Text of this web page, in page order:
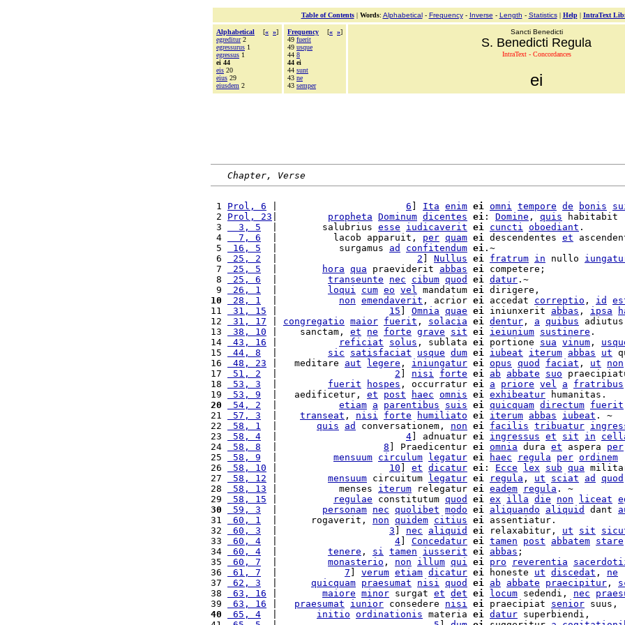
Table of Contents| Words: Alphabetical- Frequency- Inverse - Length - Statistics| Help| IntraText
Alphabetical [« »]
egreditur2
egressurus 1
egressus 1
ei 44
eis 20
eius 29
eiusdem 2
Frequency [« »]
49 fuerit
49 usque
44 8
44 ei
44 sunt
43 ne
43 semper
Sancti Benedicti
S. Benedicti Regula
IntraText - Concordances
ei
Chapter, Verse
1 Prol, 6 6 Ita enim ei omni tempore de bonis
2 Prol, 23 propheta Dominum dicentes ei : Domine , quis habitabit
3
  3, 5
  |        salubrius
esse iudicaverit ei cuncti oboediant .
4
  7, 6
  |          lacob apparuit,
per quam ei descendentes et
5
16, 5
  |           surgamus
ad confitendum ei .~
6
25, 2 2 Nullus ei fratrum in nullo
7
25, 5 hora qua praeviderit abbas ei competere;
8
25, 6 transeunte nec cibum quod ei datur .~
9
26, 1 loqui cum eo vel mandatum ei
10
28, 1 non emendaverit , acrior ei accedat correptio , id
11
31, 15 15 Omnia quae ei iniunxerit abbas , ipsa
12
31, 17 congregatio maior fuerit , solacia ei dentur , a quibus adiutus
13
38, 10 |    sanctam, et ne forte grave sit ei ieiunium sustinere .
14
43, 16 reficiat solus , sublata ei portione sua vinum ,
15
44, 8 sic satisfaciat usque dum ei iubeat iterum abbas ut
16
48, 23 |   meditare aut legere , iniungatur ei opus quod faciat , ut
non
17
51, 2 2 nisi forte ei ab abbate suo
18
53, 3 fuerit hospes , occurratur ei a priore vel a
fratribus
19
53, 9
  |   aedificetur,
et post haec omnis ei exhibeatur
20
54, 2 etiam a parentibus suis ei quicquam directum fuerit
21
57, 3 transeat , nisi forte humiliato ei iterum abbas iubeat . ~
22
58, 1 quis ad conversationem, non ei facilis tribuatur
23
58, 4 4 ] adnuatur ei ingressus et sit in
24
58, 8 8 ] Praedicentur ei omnia dura et aspera per
25
58, 9 mensuum circulum legatur ei haec regula per ordinem
26
58, 10 10 et dicatur ei : Ecce lex sub qua
27
58, 12 mensuum circuitum legatur ei regula , ut sciat ad
quod
28
58, 13 |           menses iterum relegatur ei eadem regula . ~
29
58, 15 regulae constitutum quod ei ex illa die non liceat
30
59, 3 personam nec quolibet modo ei aliquando aliquid dant
31
60, 1
  |      rogaverit,
non quidem citius ei assentiatur.
32
60, 3 3 nec aliquid ei relaxabitur, ut sit
33
60, 4 4 Concedatur ei tamen post abbatem stare
34
60, 4 tenere , si tamen iusserit ei abbas ;
35
60, 7 monasterio , non illum qui ei pro reverentia
36
61, 7 7 verum etiam dicatur ei honeste ut discedat , ne
37
62, 3 quicquam praesumat nisi quod ei ab abbate praecipitur ,
38
63, 16 maiore minor surgat et det ei locum sedendi, nec
39
63, 16 praesumat iunior consedere nisi ei praecipiat senior
40
65, 4 initio ordinationis materia ei datur superbiendi,